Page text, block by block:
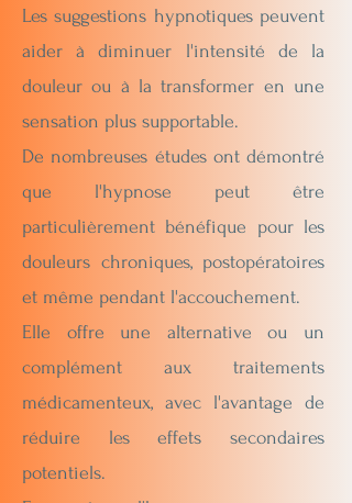
Les suggestions hypnotiques peuvent
aider à diminuer l'intensité de la
douleur ou à la transformer en une
sensation plus supportable.
De nombreuses études ont démontré
que l'hypnose peut être
particulièrement bénéfique pour les
douleurs chroniques, postopératoires
et même pendant l'accouchement.
Elle offre une alternative ou un
complément aux traitements
médicamenteux, avec l'avantage de
réduire les effets secondaires
potentiels.